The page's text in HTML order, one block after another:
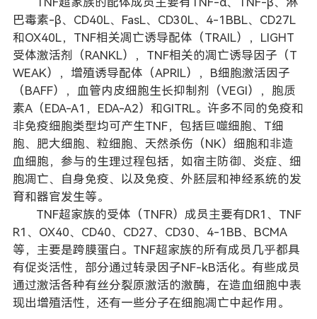
巴毒素-β、CD40L、FasL、CD30L、4-1BBL、CD27L
和OX40L，TNF相关凋亡诱导配体（TRAIL），LIGHT
受体激活剂（RANKL），TNF相关的凋亡诱导因子（T
WEAK），增殖诱导配体（APRIL），B细胞激活因子
（BAFF），血管内皮细胞生长抑制剂（VEGI），胞质
素A（EDA-A1，EDA-A2）和GITRL。许多不同的免疫和
非免疫细胞类型均可产生TNF，包括巨噬细胞、T细
胞、肥大细胞、粒细胞、天然杀伤（NK）细胞和非造
血细胞，参与的生理过程包括，如宿主防御、炎症、细
胞凋亡、自身免疫、以及免疫、外胚层和神经系统的发
育和器官发生等。
TNF超家族的受体（TNFR）成员主要有DR1、TNF
R1、OX40、CD40、CD27、CD30、4-1BB、BCMA
等，主要是跨膜蛋白。TNF超家族的所有成员几乎都具
有促炎活性，部分通过转录因子NF-kB活化。有些成员
通过激活各种有丝分裂原激活的激酶，在造血细胞中表
现出增殖活性，还有一些分子在细胞凋亡中起作用。